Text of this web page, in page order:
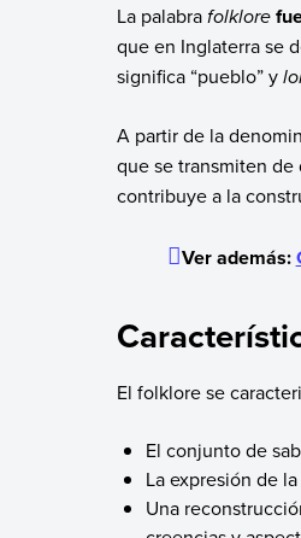
La palabrafolklore
que en Inglaterra se
significa “pueblo” y
A partir de la
que se transmiten de
contribuye a la
Ver además:
El folklore se
El conjunto de
La expresión de la
Una